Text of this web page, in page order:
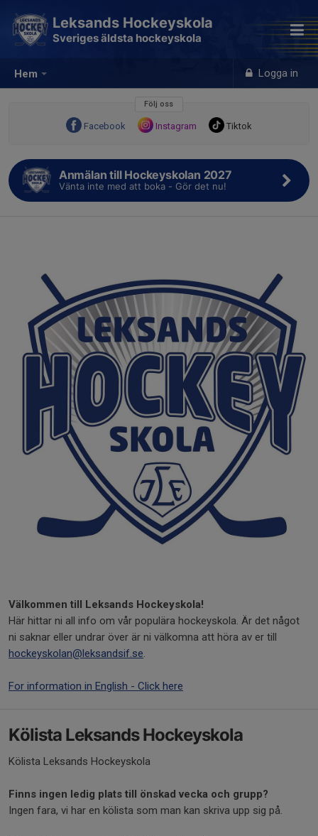
Hem Logga in
Leksands Hockeyskola
Sveriges äldsta hockeyskola
Följ oss
Facebook Instagram Tiktok
Anmälan till Hockeyskolan 2027
Vänta inte med att boka - Gör det nu!
Välkommen till Leksands Hockeyskola!
Här hittar ni all info om vår populära hockeyskola. Är det något
ni saknar eller undrar över är ni välkomna att höra av er till
hockeyskolan@leksandsif.se.
For information in English - Click here
Kölista Leksands Hockeyskola
Kölista Leksands Hockeyskola
Finns ingen ledig plats till önskad vecka och grupp?
Ingen fara, vi har en kölista som man kan skriva upp sig på.